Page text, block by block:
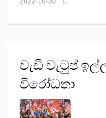
වැඩි වැටුප්
විරෝධතා